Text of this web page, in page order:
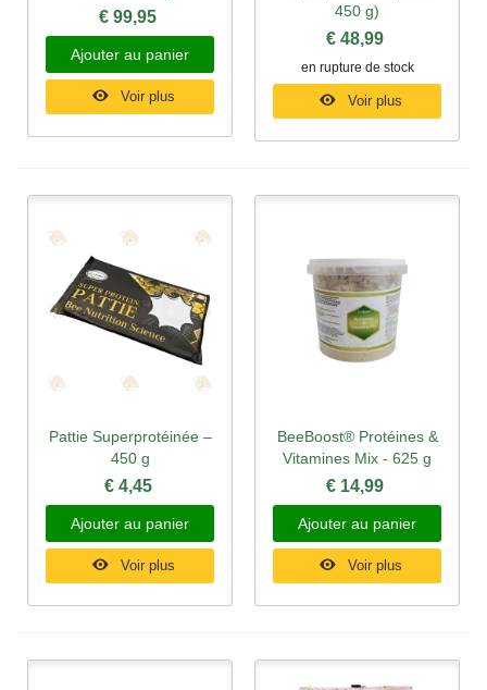
€ 99,95
Ajouter au panier
Voir plus
450 g)
€ 48,99
en rupture de stock
Voir plus
Pattie Superprotéinée –
450 g
€ 4,45
Ajouter au panier
Voir plus
BeeBoost® Protéines &
Vitamines Mix - 625 g
€ 14,99
Ajouter au panier
Voir plus